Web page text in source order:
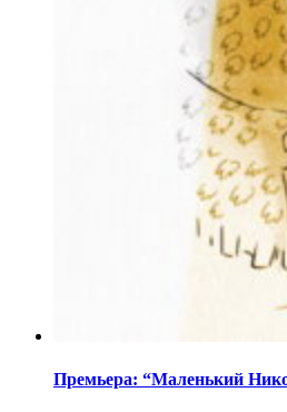
Премьера: “Маленький